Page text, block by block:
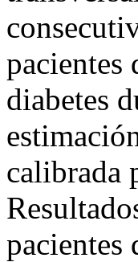
pacientes
diabetes
calibrada
pacientes